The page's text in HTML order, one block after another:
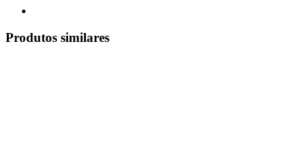
Produtos similares